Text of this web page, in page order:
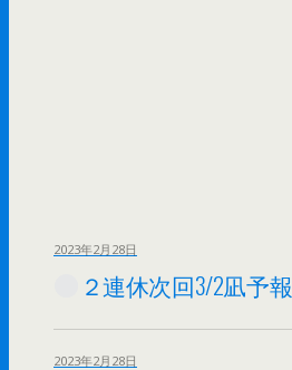
2023年2月28日
２連休次回3/2凪予報
2023年2月28日